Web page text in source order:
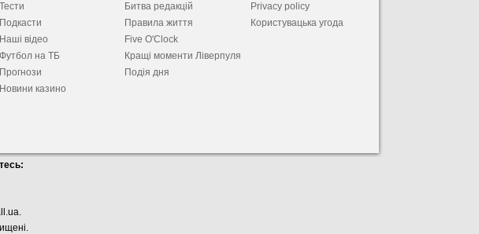
Тести
Подкасти
Наші відео
Футбол на ТБ
Прогнози
Новини казино
Битва редакцій
Правила життя
Five O'Clock
Кращі моменти Ліверпуля
Подія дня
Privacy policy
Користувацька угода
.